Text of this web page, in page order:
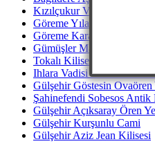
Kızılçukur Vadisi Ortahisar
Göreme Yılanlı Kilisesi
Göreme Karanlık Kilise
Gümüşler Manastırı Niğde
Tokalı Kilise Göreme
Ihlara Vadisi Peristrama
Gülşehir Göstesin Ovaören
Şahinefendi Sobesos Antik
Gülşehir Açıksaray Ören
Gülşehir Kurşunlu Cami
Gülşehir Aziz Jean Kilisesi